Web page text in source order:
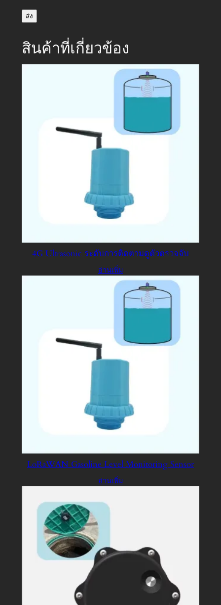
ส่ง
สินค้าที่เกี่ยวข้อง
4G Ultrasonic ระดับการติดตามดูตัวตรวจจับ
อ่านเพิ่ม
LoRaWAN Gasoline Level Monitoring Sensor
อ่านเพิ่ม